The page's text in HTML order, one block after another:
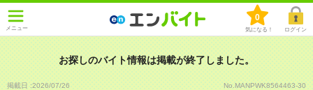
メニュー
0
気になる！ ログイン
お探しのバイト情報は掲載が終了しました。
掲載日 :2026/07/26 No.MANPWK8564463-30